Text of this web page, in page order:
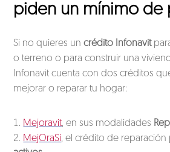
piden un mínimo de
Si no quieres uncrédito Infonavit
o terreno o para construir una
Infonavit cuenta con dos créditos
mejorar o reparar tu hogar:
Mejoravit, en sus modalidades
MejOraSí, el crédito de